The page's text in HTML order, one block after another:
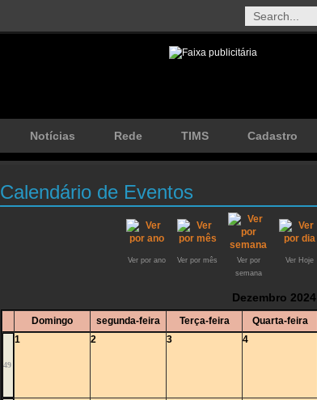
Notícias Rede TIMS Cadastro
Calendário de Eventos
Ver por ano Ver por mês
Ver por
semana
Ver Hoje
Dezembro 2024
Domingo segunda-feira Terça-feira Quarta-feira
49
1 2 3 4